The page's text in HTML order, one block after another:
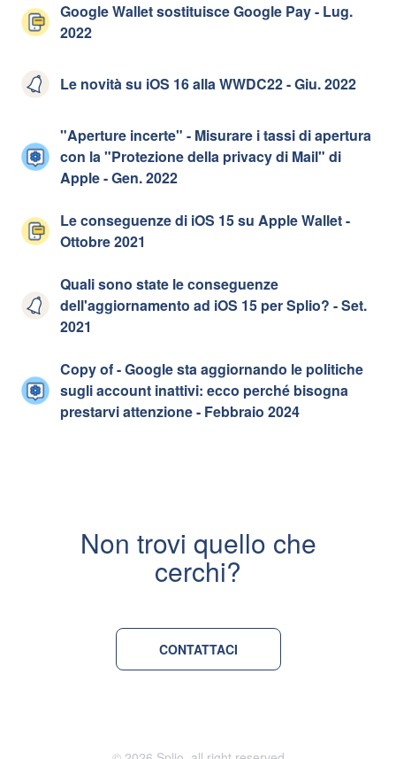
Google Wallet sostituisce Google Pay - Lug.
2022
Le novità su iOS 16 alla WWDC22 - Giu. 2022
"Aperture incerte" - Misurare i tassi di apertura
con la "Protezione della privacy di Mail" di
Apple - Gen. 2022
Le conseguenze di iOS 15 su Apple Wallet -
Ottobre 2021
Quali sono state le conseguenze
dell'aggiornamento ad iOS 15 per Splio? - Set.
2021
Copy of - Google sta aggiornando le politiche
sugli account inattivi: ecco perché bisogna
prestarvi attenzione - Febbraio 2024
Non trovi quello che
cerchi?
CONTATTACI